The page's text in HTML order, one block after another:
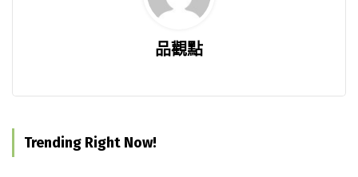
品觀點
Trending Right Now!